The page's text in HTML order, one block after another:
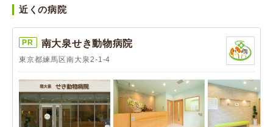
近くの病院
PR 南大泉せき動物病院
東京都練馬区南大泉2-1-4